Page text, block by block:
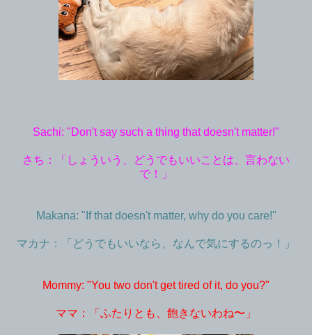
Sachi: "Don't say such a thing that doesn't matter!"
さち：「しょういう、どうでもいいことは、言わない
で！」
Makana: "If that doesn't matter, why do you care!"
マカナ：「どうでもいいなら、なんで気にするのっ！」
Mommy: "You two don't get tired of it, do you?"
ママ：「ふたりとも、飽きないわね〜」